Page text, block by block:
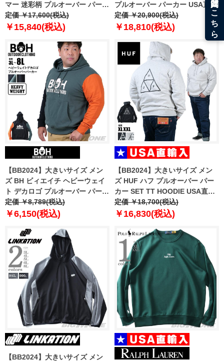
マー 迷彩柄 プルオーバー パーカ
ー Storm Camo Kangzip
Hoodie USA直輸入 1375113-
定価 ￥17,600(税込)
￥15,840(税込)
プルオーバー パーカー USA直輸
入 ix9644
定価 ￥20,900(税込)
￥18,810(税込)
【BB2024】大きいサイズ メン
ズ BH ビィエイチ ヘビーウェイ
ト デカロゴ プルオーバー パーカ
ー bh-sw240404
定価 ￥8,789(税込)
￥6,150(税込)
【BB2024】大きいサイズ メン
ズ HUF ハフ プルオーバー パー
カー SET TT HOODIE USA直輸
入 pf00572
定価 ￥18,700(税込)
￥16,830(税込)
【BB2024】大きいサイズ メン